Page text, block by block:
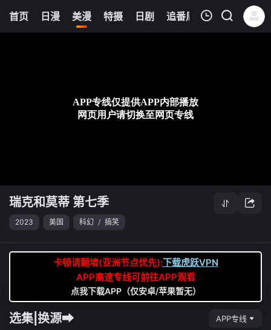
首页 日漫 美漫 特摄 日剧 追番周表 今日更新
0
清空
瑞克和莫蒂 第七季
2023 美国 科幻 / 搞笑
卡顿请翻墙(亚洲节点优先):下载虎跃VPN
APP高速专线可前往APP观看
点我下载APP（仅安卓/苹果暂无）
选集|换源➡ APP专线